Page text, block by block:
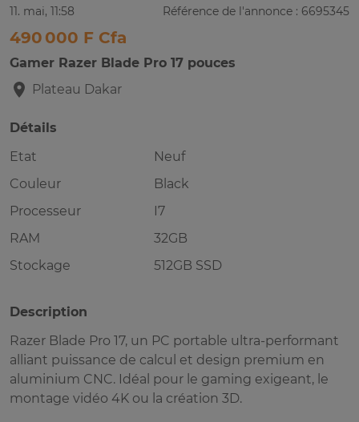
11. mai, 11:58 Référence de l'annonce : 6695345
490 000 F Cfa
Gamer Razer Blade Pro 17 pouces
Plateau Dakar
Détails
Etat
Neuf
Couleur
Black
Processeur
I7
RAM
32GB
Stockage
512GB SSD
Description
Razer Blade Pro 17, un PC portable ultra-performant
alliant puissance de calcul et design premium en
aluminium CNC. Idéal pour le gaming exigeant, le
montage vidéo 4K ou la création 3D.